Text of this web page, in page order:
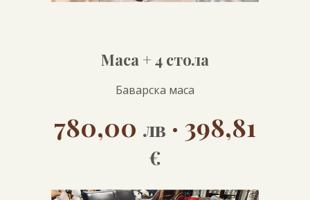
Маса + 4 стола
Баварска маса
780,00 лв · 398,81
€